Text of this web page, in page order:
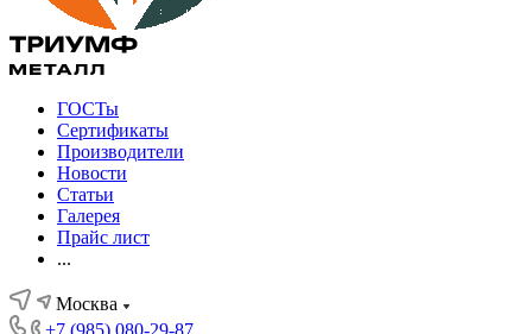
ГОСТы
Сертификаты
Производители
Новости
Статьи
Галерея
Прайс лист
...
Москва
+7 (985) 080-29-87